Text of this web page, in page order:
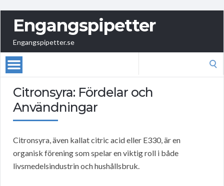
Engangspipetter
Engangspipetter.se
Citronsyra: Fördelar och
Användningar
Citronsyra, även kallat citric acid eller E330, är en
organisk förening som spelar en viktig roll i både
livsmedelsindustrin och hushållsbruk.